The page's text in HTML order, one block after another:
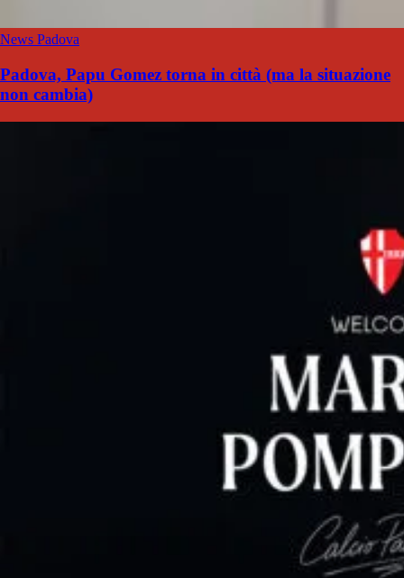
News Padova
Padova, Papu Gomez torna in città (ma la situazione
non cambia)